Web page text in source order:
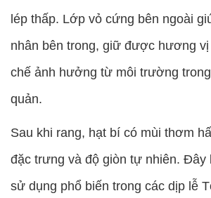
lép thấp. Lớp vỏ cứng bên ngoài
nhân bên trong, giữ được hương
chế ảnh hưởng từ môi trường
quản.
Sau khi rang, hạt bí có mùi thơm
đặc trưng và độ giòn tự nhiên. Đây
sử dụng phổ biến trong các dịp lễ